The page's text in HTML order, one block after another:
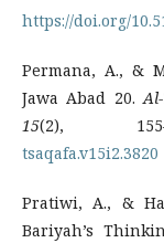
https://doi.org/
Permana, A., &
Jawa Abad 20.
15(2),
tsaqafa.v15i2.3820
Pratiwi, A., &
Bariyah’s